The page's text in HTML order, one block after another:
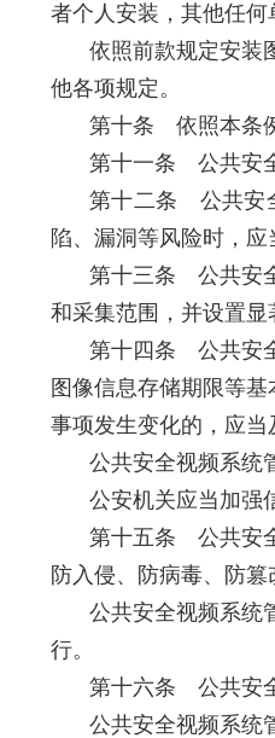
者个人安装，其他任何
依照前款规定安装
他各项规定。
第十条 依照本条
第十一条 公共安
第十二条 公共安
陷、漏洞等风险时，
第十三条 公共安
和采集范围，并设置显
第十四条 公共安
图像信息存储期限等
事项发生变化的，应当
公共安全视频系统
公安机关应当加强
第十五条 公共安
防入侵、防病毒、防
公共安全视频系统
行。
第十六条 公共安
公共安全视频系统